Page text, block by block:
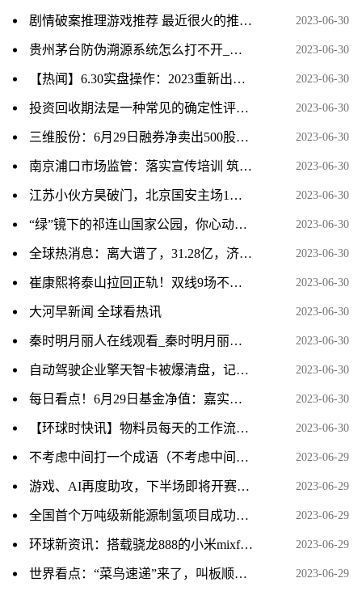
剧情破案推理游戏推荐 最近很火的推理破案游戏盘点 当前速看 2023-06-30
贵州茅台防伪溯源系统怎么打不开_国酒茅台防伪溯源系统-天天快报 2023-06-30
【热闻】6.30实盘操作：2023重新出发，低吸+打板。每天贴单 2023-06-30
投资回收期法是一种常见的确定性评价方法_投资回收期-天天速看料 2023-06-30
三维股份：6月29日融券净卖出500股，连续3日累计净卖出1.14万股 2023-06-30
南京浦口市场监管：落实宣传培训 筑牢安全防线|世界信息 2023-06-30
江苏小伙方昊破门，北京国安主场1：2不敌上海海港 2023-06-30
“绿”镜下的祁连山国家公园，你心动了吗 2023-06-30
全球热消息：离大谱了，31.28亿，济南土地被疯抢，系统竟崩了 2023-06-30
崔康熙将泰山拉回正轨！双线9场不败 冲击联赛前三_全球视点 2023-06-30
大河早新闻 全球看热讯 2023-06-30
秦时明月丽人在线观看_秦时明月丽人全集免费 2023-06-30
自动驾驶企业擎天智卡被爆清盘，记者探访公司已空无一人_天天新动态 2023-06-30
每日看点！6月29日基金净值：嘉实中证500ETF联接A最新净值1.7035，涨0.03% 2023-06-30
【环球时快讯】物料员每天的工作流程 物料员 2023-06-30
不考虑中间打一个成语（不考虑中间打一成语） 2023-06-29
游戏、AI再度助攻，下半场即将开赛，主线在哪儿？ 世界今日报 2023-06-29
全国首个万吨级新能源制氢项目成功制取第一方“绿氢” 2023-06-29
环球新资讯：搭载骁龙888的小米mixfold正常使用中又无法开机了，到底是骁龙还是小米的问题呢？ 2023-06-29
世界看点：“菜鸟速递”来了，叫板顺丰京东，消费者淘宝购物到手将更快？ 2023-06-29